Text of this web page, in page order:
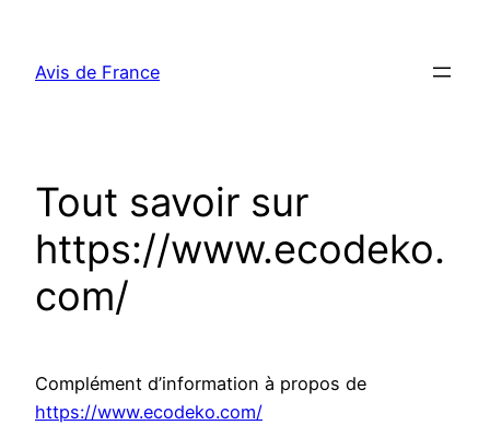
contenu
Avis de France
Tout savoir sur
https://www.ecodeko.
com/
Complément d’information à propos de
https://www.ecodeko.com/